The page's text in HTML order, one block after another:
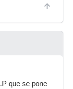
que se pone